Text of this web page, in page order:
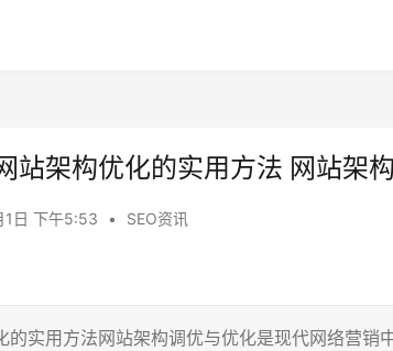
站架构优化的实用方法 网站架
1日 下午5:53 • SEO资讯
的实用方法网站架构调优与优化是现代网络营销